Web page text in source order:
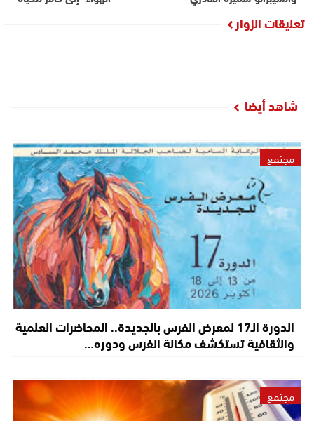
تعليقات الزوار
شاهد أيضا
مجتمع
الدورة الـ17 لمعرض الفرس بالجديدة.. المحاضرات العلمية
والثقافية تستكشف مكانة الفرس ودوره…
مجتمع